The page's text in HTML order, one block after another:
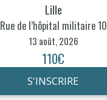
Lille
Rue de l’hôpital militaire 10
13 août, 2026
110€
S'INSCRIRE